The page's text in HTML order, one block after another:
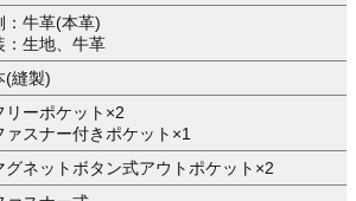
：牛革(本革)
：生地、牛革
(縫製)
リーポケット×2
ァスナー付きポケット×1
グネットボタン式アウトポケット×2